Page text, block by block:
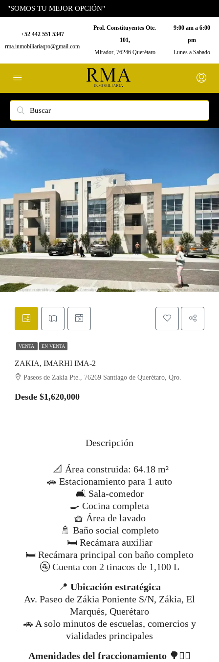
"SOMOS TU MEJOR OPCIÓN"
+52 442 551 5347
rma.inmobiliariaqro@gmail.com
Prol. Constituyentes Ote.
101,
Mirador, 76246 Querétaro
9:00 am a 6:00
pm
Lunes a Sabado
VENTA EN VENTA
ZAKIA, IMARHI IMA-2
Paseos de Zakia Pte., 76269 Santiago de Querétaro, Qro.
Desde $1,620,000
Descripción
📐 Área construida: 64.18 m²
🚗 Estacionamiento para 1 auto
🛋️ Sala-comedor
🍳 Cocina completa
🧺 Área de lavado
🚿 Baño social completo
🛏️ Recámara auxiliar
🛏️ Recámara principal con baño completo
🚰 Cuenta con 2 tinacos de 1,100 L
📍 Ubicación estratégica
Av. Paseo de Zákia Poniente S/N, Zákia, El
Marqués, Querétaro
🚗 A solo minutos de escuelas, comercios y
vialidades principales
Amenidades del fraccionamiento 🌳🏊‍♂️